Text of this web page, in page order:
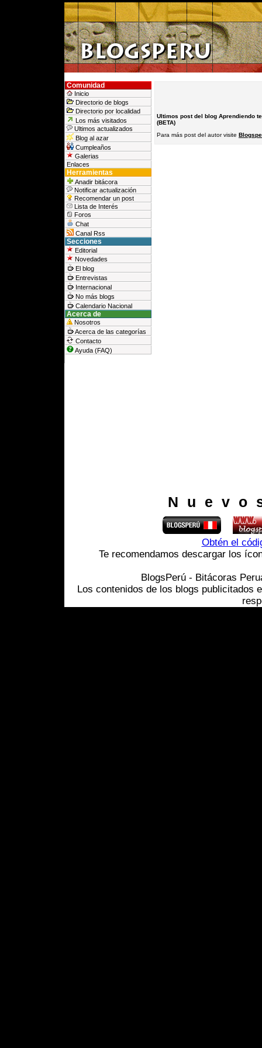
Comunidad
Inicio
Directorio de blogs
Directorio por localidad
Los más visitados
Ultimos actualizados
Blog al azar
Cumpleaños
Galerias
Enlaces
Herramientas
Anadir bitácora
Notificar actualización
Recomendar un post
Lista de Interés
Foros
Chat
Canal Rss
Secciones
Editorial
Novedades
El blog
Entrevistas
Internacional
No más blogs
Calendario Nacional
Acerca de
Nosotros
Acerca de las categorías
Contacto
Ayuda (FAQ)
Ultimos post del blog Aprendiendo
(BETA)
Para más post del autor visite
Obtén el
Te recomendamos descargar los
BlogsPerú - Bitácoras
Los contenidos de los blogs publicitados